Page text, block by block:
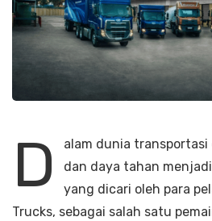
D
alam dunia
dan daya tahan
yang dicari oleh para
Trucks, sebagai salah satu